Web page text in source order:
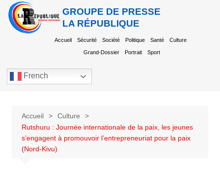
GROUPE DE PRESSE
LA RÉPUBLIQUE
Accueil Sécurité Société Politique Santé Culture
Grand-Dossier Portrait Sport
French
Accueil
Culture
Rutshuru : Journée internationale de la paix, les jeunes
s’engagent à promouvoir l’entrepreneuriat pour la paix
(Nord-Kivu)